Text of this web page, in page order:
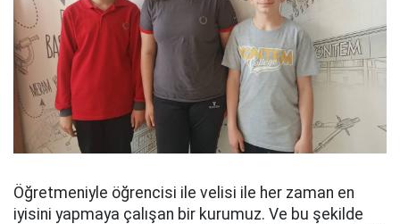
Öğretmeniyle öğrencisi ile velisi ile her zaman en
iyisini yapmaya çalışan bir kurumuz. Ve bu şekilde